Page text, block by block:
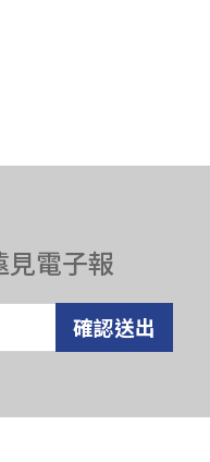
見電子報
確認送出